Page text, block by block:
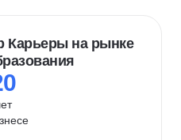
Карьеры на рынке